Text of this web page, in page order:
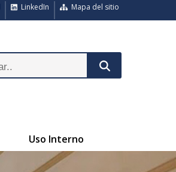
Mapa del sitio
LinkedIn
Uso Interno